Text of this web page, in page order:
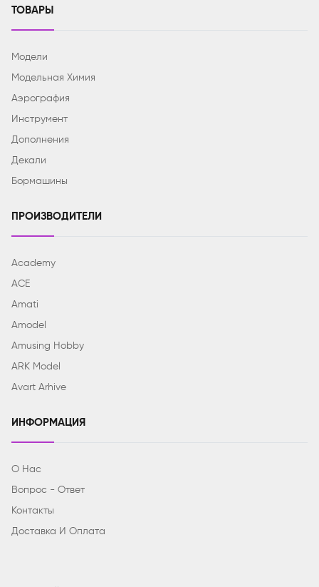
ТОВАРЫ
Модели
Модельная Химия
Аэрография
Инструмент
Дополнения
Декали
Бормашины
ПРОИЗВОДИТЕЛИ
Academy
ACE
Amati
Amodel
Amusing Hobby
ARK Model
Avart Arhive
ИНФОРМАЦИЯ
О Нас
Вопрос - Ответ
Контакты
Доставка И Оплата